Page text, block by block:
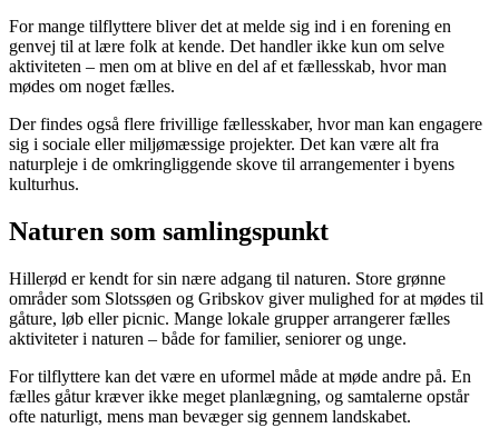
For mange tilflyttere bliver det at melde sig ind i en forening en
genvej til at lære folk at kende. Det handler ikke kun om selve
aktiviteten – men om at blive en del af et fællesskab, hvor man
mødes om noget fælles.
Der findes også flere frivillige fællesskaber, hvor man kan engagere
sig i sociale eller miljømæssige projekter. Det kan være alt fra
naturpleje i de omkringliggende skove til arrangementer i byens
kulturhus.
Naturen som samlingspunkt
Hillerød er kendt for sin nære adgang til naturen. Store grønne
områder som Slotssøen og Gribskov giver mulighed for at mødes til
gåture, løb eller picnic. Mange lokale grupper arrangerer fælles
aktiviteter i naturen – både for familier, seniorer og unge.
For tilflyttere kan det være en uformel måde at møde andre på. En
fælles gåtur kræver ikke meget planlægning, og samtalerne opstår
ofte naturligt, mens man bevæger sig gennem landskabet.